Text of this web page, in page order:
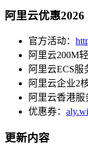
阿里云优惠2026
官方活动：
阿里云200M
阿里云ECS
阿里云企业2
阿里云香港
优惠券：
更新内容